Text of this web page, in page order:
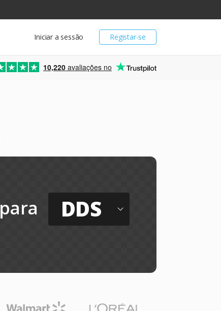
Registar-se
Iniciar a sessão
10,220 avaliações no
para DDS